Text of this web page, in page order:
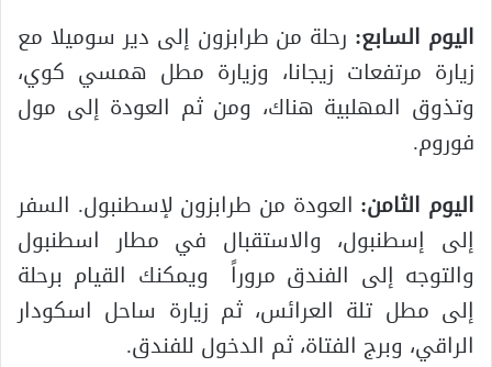
اليوم السابع: رحلة من طرابزون إلى دير سوميلا مع
زيارة مرتفعات زيجانا، وزيارة مطل همسي كوي،
وتذوق المهلبية هناك، ومن ثم العودة إلى مول
فوروم.
اليوم الثامن: العودة من طرابزون لإسطنبول. السفر
إلى إسطنبول، والاستقبال في مطار اسطنبول
والتوجه إلى الفندق مروراً ويمكنك القيام برحلة
إلى مطل تلة العرائس، ثم زيارة ساحل اسكودار
الراقي، وبرج الفتاة، ثم الدخول للفندق.